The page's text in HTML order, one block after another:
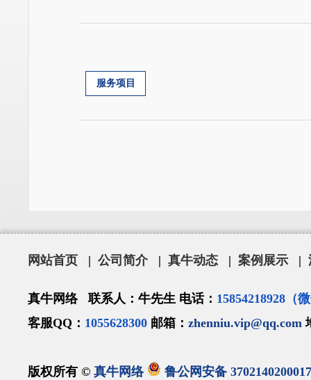
服务项目
网站首页 | 公司简介 | 真牛动态 | 案例展示 |
真牛网络 联系人：牛先生 电话： 15854218928（
客服QQ： 1055628300 邮箱： zhenniu.vip@qq.com
版权所有 © 真牛网络 鲁公网安备